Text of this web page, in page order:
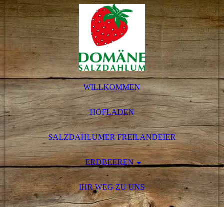
WILLKOMMEN
HOFLADEN
SALZDAHLUMER FREILANDEIER
ERDBEEREN
IHR WEG ZU UNS